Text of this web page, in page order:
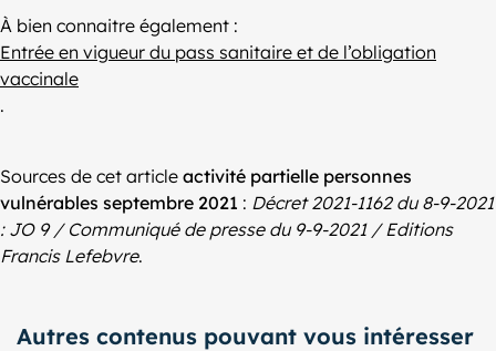
À bien connaitre également :
Entrée en vigueur du pass sanitaire et de l’obligation
vaccinale
.
Sources de cet article activité partielle personnes
vulnérables septembre 2021 : Décret 2021-1162 du 8-9-2021
: JO 9 / Communiqué de presse du 9-9-2021 / Editions
Francis Lefebvre.
Autres contenus pouvant vous intéresser